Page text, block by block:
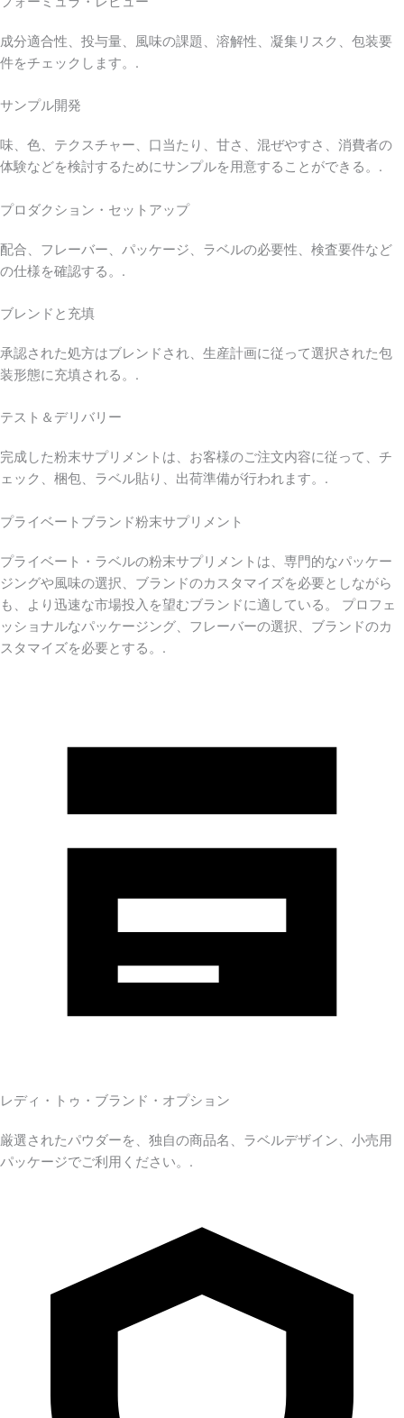
成分適合性、投与量、風味の課題、溶解性、凝集リスク、包装要
件をチェックします。.
サンプル開発
味、色、テクスチャー、口当たり、甘さ、混ぜやすさ、消費者の
体験などを検討するためにサンプルを用意することができる。.
プロダクション・セットアップ
配合、フレーバー、パッケージ、ラベルの必要性、検査要件など
の仕様を確認する。.
ブレンドと充填
承認された処方はブレンドされ、生産計画に従って選択された包
装形態に充填される。.
テスト＆デリバリー
完成した粉末サプリメントは、お客様のご注文内容に従って、チ
ェック、梱包、ラベル貼り、出荷準備が行われます。.
プライベートブランド粉末サプリメント
プライベート・ラベルの粉末サプリメントは、専門的なパッケー
ジングや風味の選択、ブランドのカスタマイズを必要としながら
も、より迅速な市場投入を望むブランドに適している。 プロフェ
ッショナルなパッケージング、フレーバーの選択、ブランドのカ
スタマイズを必要とする。.
レディ・トゥ・ブランド・オプション
厳選されたパウダーを、独自の商品名、ラベルデザイン、小売用
パッケージでご利用ください。.